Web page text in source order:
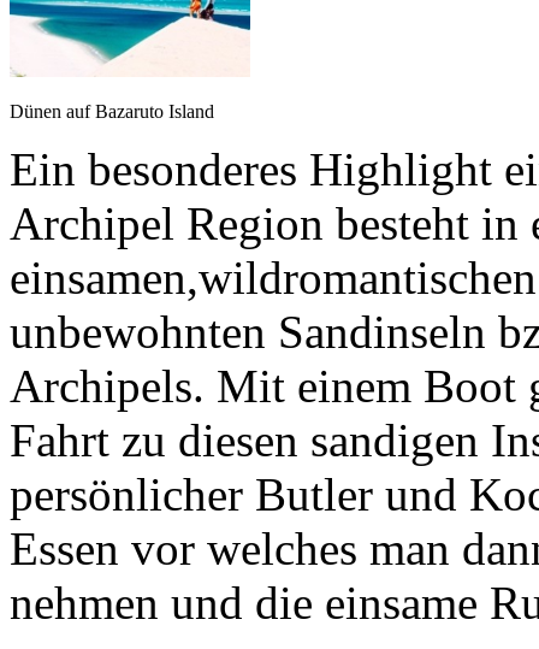
Dünen auf Bazaruto Island
Ein besonderes Highlight
Archipel Region besteht in
unbewohnten Sandinseln
Archipels. Mit einem Boot
Fahrt zu diesen sandigen
persönlicher Butler und
Essen vor welches man
nehmen und die einsame